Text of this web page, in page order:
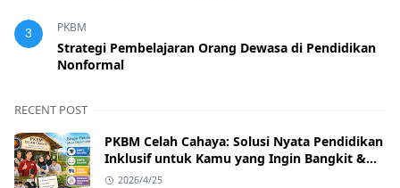
3 PKBM
Strategi Pembelajaran Orang Dewasa di Pendidikan
Nonformal
RECENT POST
PKBM Celah Cahaya: Solusi Nyata Pendidikan
Inklusif untuk Kamu yang Ingin Bangkit &
Sukses
2026/4/25